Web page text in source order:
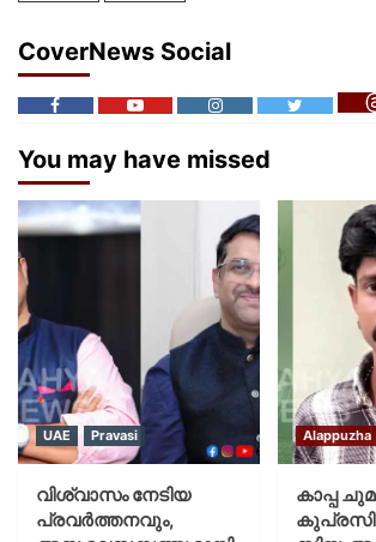
CoverNews Social
You may have missed
UAE Pravasi
വിശ്വാസം നേടിയ
പ്രവർത്തനവും,
Alappuzha
കാപ്പ